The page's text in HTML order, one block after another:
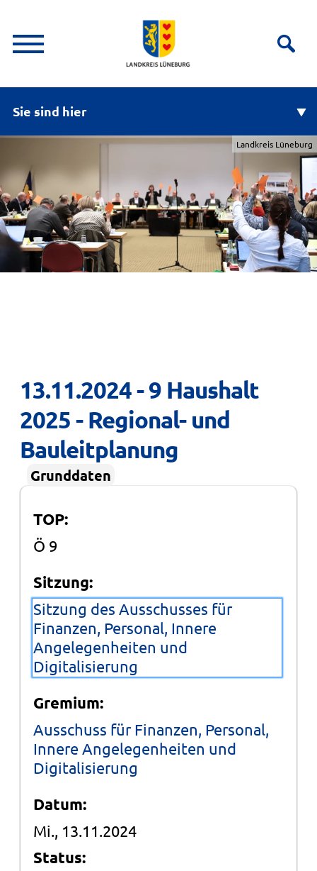
Sie sind hier
Landkreis Lüneburg
13.11.2024 - 9 Haushalt
2025 - Regional- und
Bauleitplanung
Grunddaten
TOP:
Ö 9
Sitzung:
Sitzung des Ausschusses für
Finanzen, Personal, Innere
Angelegenheiten und
Digitalisierung
Gremium:
Ausschuss für Finanzen, Personal,
Innere Angelegenheiten und
Digitalisierung
Datum:
Mi., 13.11.2024
Status: